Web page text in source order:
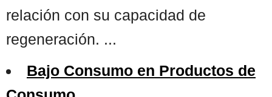
relación con su capacidad de
regeneración. ...
Bajo Consumo en Productos de